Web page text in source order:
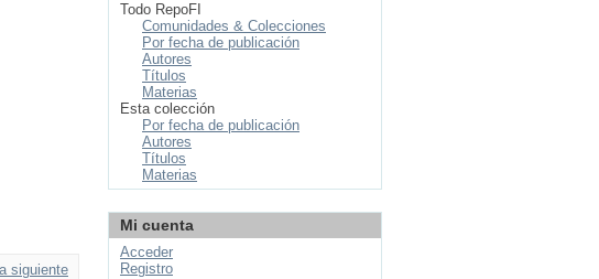
siguiente
Todo RepoFI
Comunidades & Colecciones
Por fecha de publicación
Autores
Títulos
Materias
Esta colección
Por fecha de publicación
Autores
Títulos
Materias
Mi cuenta
Acceder
Registro